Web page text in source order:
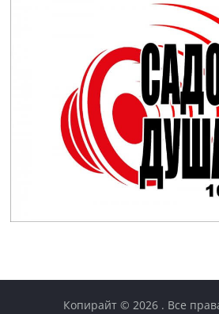
Копирайт © 2026 . Все